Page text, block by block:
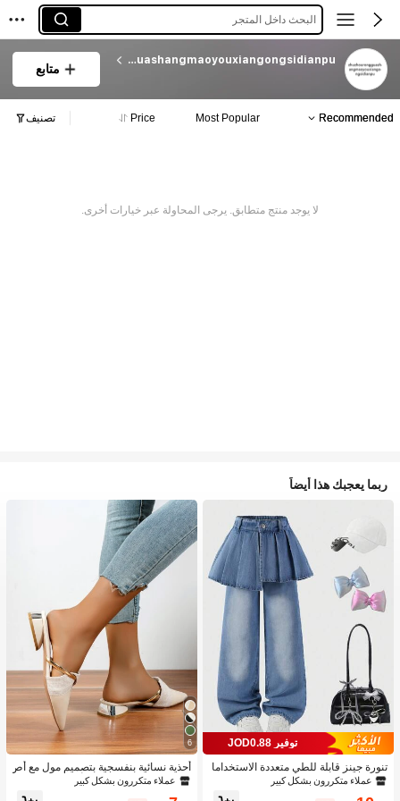
البحث داخل المتجر
zhuzhourongguashangmaoyouxiangongsidianpu
متابع
Recommended
Most Popular
Price تصنيف
لا يوجد منتج متطابق. يرجى المحاولة عبر خيارات أخرى.
ربما يعجبك هذا أيضاً
توفير JOD0.88
تنورة جينز قابلة للطي متعددة الاستخداما
ت بتصميم قطعتين للبنات 1 قطعة
عملاء متكررون بشكل كبير
6
أحذية نسائية بنفسجية بتصميم مول مع أص
بع مدبب وكعب منخفض، أحذية من الجلد ا
عملاء متكررون بشكل كبير